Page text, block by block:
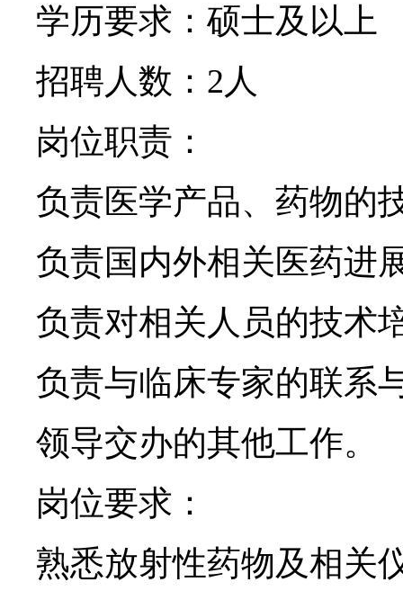
学历要求：硕士及以上
招聘人数： 2 人
岗位职责：
负责医学产品、药物的
负责国内外相关医药进
负责对相关人员的技术
负责与临床专家的联系
领导交办的其他工作。
岗位要求：
熟悉放射性药物及相关